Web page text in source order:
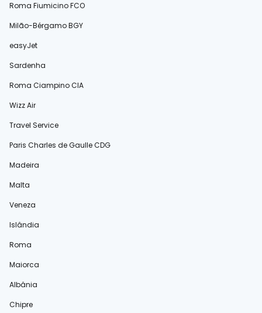
Roma Fiumicino FCO
Milão-Bérgamo BGY
easyJet
Sardenha
Roma Ciampino CIA
Wizz Air
Travel Service
Paris Charles de Gaulle CDG
Madeira
Malta
Veneza
Islândia
Roma
Maiorca
Albânia
Chipre